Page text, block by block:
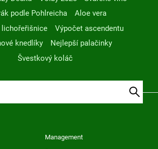
podle Pohlreicha
Aloe vera
lichořeřišnice
Výpočet ascendentu
knedlíky
Nejlepší palačinky
Švestkový koláč
Management